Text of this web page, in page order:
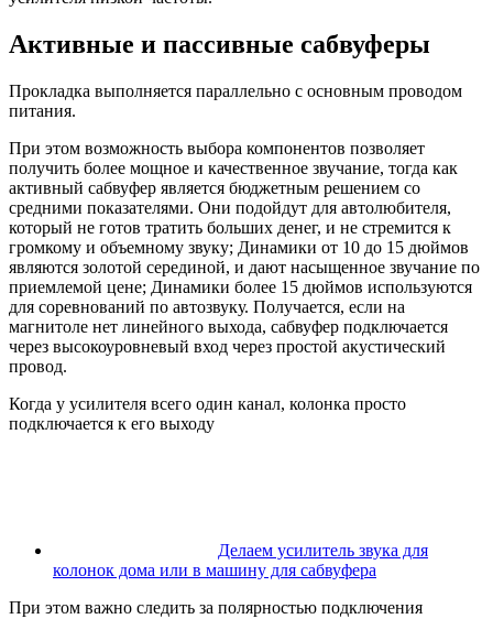
Активные и пассивные сабвуферы
Прокладка выполняется параллельно с основным проводом
питания.
При этом возможность выбора компонентов позволяет
получить более мощное и качественное звучание, тогда как
активный сабвуфер является бюджетным решением со
средними показателями. Они подойдут для автолюбителя,
который не готов тратить больших денег, и не стремится к
громкому и объемному звуку; Динамики от 10 до 15 дюймов
являются золотой серединой, и дают насыщенное звучание по
приемлемой цене; Динамики более 15 дюймов используются
для соревнований по автозвуку. Получается, если на
магнитоле нет линейного выхода, сабвуфер подключается
через высокоуровневый вход через простой акустический
провод.
Когда у усилителя всего один канал, колонка просто
подключается к его выходу
Делаем усилитель звука для
колонок дома или в машину для сабвуфера
При этом важно следить за полярностью подключения